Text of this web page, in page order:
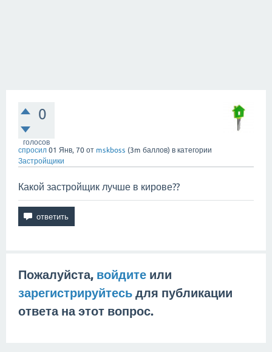
0
голосов
спросил 01 Янв, 70 от mskboss (3m баллов) в категории
Застройщики
Какой застройщик лучше в кирове??
Пожалуйста, войдите или
зарегистрируйтесь для публикации
ответа на этот вопрос.